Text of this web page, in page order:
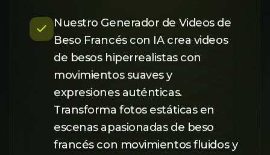
Nuestro Generador de Videos de
Beso Francés con IA crea videos
de besos hiperrealistas con
movimientos suaves y
expresiones auténticas.
Transforma fotos estáticas en
escenas apasionadas de beso
francés con movimientos fluidos y